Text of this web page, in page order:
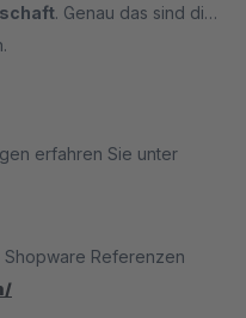
. Genau das sind die
erfahren Sie unter
Referenzen